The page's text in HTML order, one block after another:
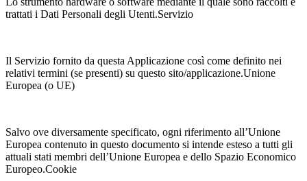
trattati i Dati Personali degli Utenti.Servizio
Il Servizio fornito da questa Applicazione così come definito nei
relativi termini (se presenti) su questo sito/applicazione.Unione
Europea (o UE)
Salvo ove diversamente specificato, ogni riferimento all’Unione
Europea contenuto in questo documento si intende esteso a tutti gli
attuali stati membri dell’Unione Europea e dello Spazio Economico
Europeo.Cookie